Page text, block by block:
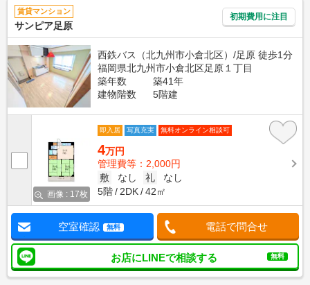
賃貸マンション
サンピア足原
初期費用に注目
西鉄バス（北九州市小倉北区）/足原 徒歩1分
福岡県北九州市小倉北区足原１丁目
築年数
築41年
建物階数
5階建
画像 : 17枚
即入居 写真充実 無料オンライン相談可
4万円
管理費等：2,000円
敷
なし 礼
なし
5階
2DK 42㎡
空室確認 無料 電話で問合せ
お店にLINEで相談する 無料